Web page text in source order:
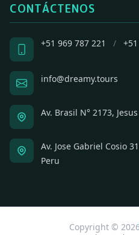
CONTÁCTENOS
+51 969 787 221 /
info@dreamy.tours
Av. Brasil N° 2173,
Av. Jose Gabriel Cosio
Peru
Copyright ©